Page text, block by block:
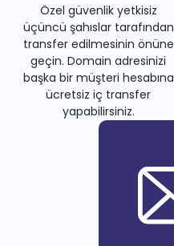
Özel güvenlik yetkisiz
üçüncü şahıslar tarafından
transfer edilmesinin önüne
geçin. Domain adresinizi
başka bir müşteri hesabına
ücretsiz iç transfer
yapabilirsiniz.